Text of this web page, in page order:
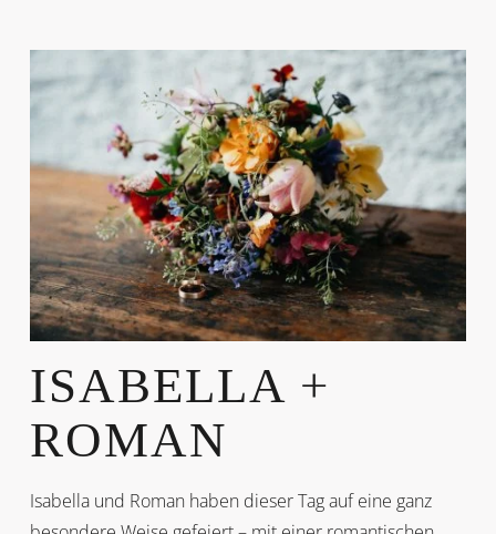
ISABELLA +
ROMAN
Isabella und Roman haben dieser Tag auf eine ganz